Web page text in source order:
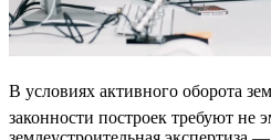
В условиях активного оборота
законности построек требуют не